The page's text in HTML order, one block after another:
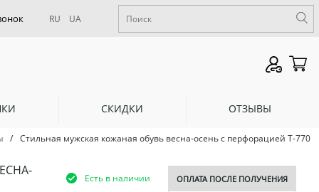
RU UA
СКИДКИ ОТЗЫВЫ
/ Стильная мужская кожаная обувь весна-осень с перфорацией Т-770
Есть в наличии ОПЛАТА ПОСЛЕ ПОЛУЧЕНИЯ